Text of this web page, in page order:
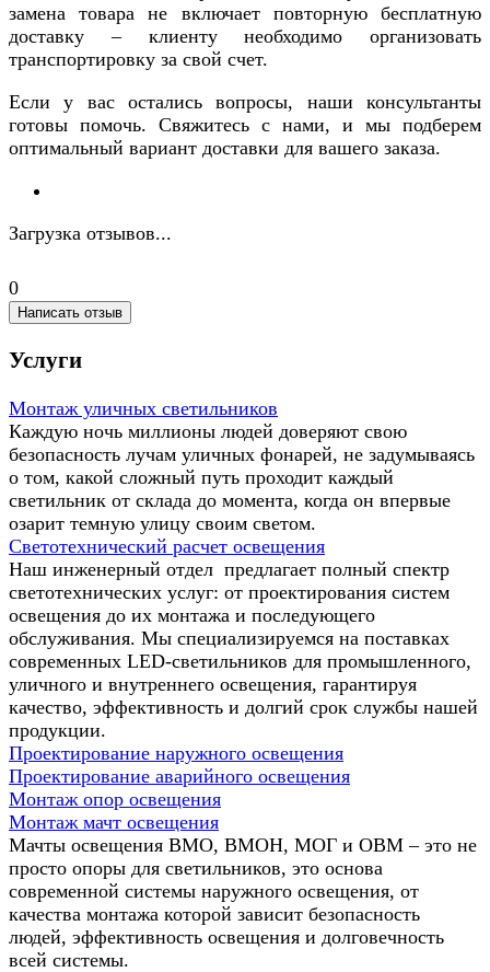
замена товара не включает повторную бесплатную
доставку – клиенту необходимо организовать
транспортировку за свой счет.
Если у вас остались вопросы, наши консультанты
готовы помочь. Свяжитесь с нами, и мы подберем
оптимальный вариант доставки для вашего заказа.
Загрузка отзывов...
0
Написать отзыв
Услуги
Монтаж уличных светильников
Каждую ночь миллионы людей доверяют свою
безопасность лучам уличных фонарей, не задумываясь
о том, какой сложный путь проходит каждый
светильник от склада до момента, когда он впервые
озарит темную улицу своим светом.
Светотехнический расчет освещения
Наш инженерный отдел предлагает полный спектр
светотехнических услуг: от проектирования систем
освещения до их монтажа и последующего
обслуживания. Мы специализируемся на поставках
современных LED-светильников для промышленного,
уличного и внутреннего освещения, гарантируя
качество, эффективность и долгий срок службы нашей
продукции.
Проектирование наружного освещения
Проектирование аварийного освещения
Монтаж опор освещения
Монтаж мачт освещения
Мачты освещения ВМО, ВМОН, МОГ и ОВМ – это не
просто опоры для светильников, это основа
современной системы наружного освещения, от
качества монтажа которой зависит безопасность
людей, эффективность освещения и долговечность
всей системы.